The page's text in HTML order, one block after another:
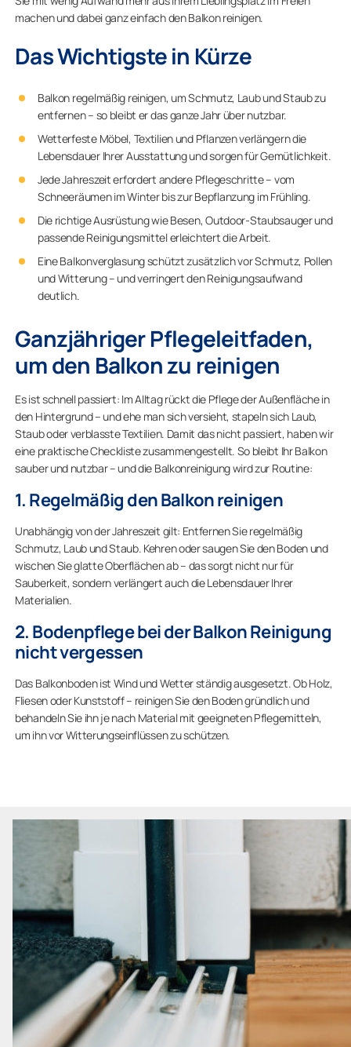
machen und dabei ganz einfach den Balkon reinigen.
Das Wichtigste in Kürze
Balkon regelmäßig reinigen, um Schmutz, Laub und Staub zu
entfernen – so bleibt er das ganze Jahr über nutzbar.
Wetterfeste Möbel, Textilien und Pflanzen verlängern die
Lebensdauer Ihrer Ausstattung und sorgen für Gemütlichkeit.
Jede Jahreszeit erfordert andere Pflegeschritte – vom
Schneeräumen im Winter bis zur Bepflanzung im Frühling.
Die richtige Ausrüstung wie Besen, Outdoor-Staubsauger und
passende Reinigungsmittel erleichtert die Arbeit.
Eine Balkonverglasung schützt zusätzlich vor Schmutz, Pollen
und Witterung – und verringert den Reinigungsaufwand
deutlich.
Ganzjähriger Pflegeleitfaden,
um den Balkon zu reinigen
Es ist schnell passiert: Im Alltag rückt die Pflege der Außenfläche in
den Hintergrund – und ehe man sich versieht, stapeln sich Laub,
Staub oder verblasste Textilien. Damit das nicht passiert, haben wir
eine praktische Checkliste zusammengestellt. So bleibt Ihr Balkon
sauber und nutzbar – und die Balkonreinigung wird zur Routine:
1. Regelmäßig den Balkon reinigen
Unabhängig von der Jahreszeit gilt: Entfernen Sie regelmäßig
Schmutz, Laub und Staub. Kehren oder saugen Sie den Boden und
wischen Sie glatte Oberflächen ab – das sorgt nicht nur für
Sauberkeit, sondern verlängert auch die Lebensdauer Ihrer
Materialien.
2. Bodenpflege bei der Balkon Reinigung
nicht vergessen
Das Balkonboden ist Wind und Wetter ständig ausgesetzt. Ob Holz,
Fliesen oder Kunststoff – reinigen Sie den Boden gründlich und
behandeln Sie ihn je nach Material mit geeigneten Pflegemitteln,
um ihn vor Witterungseinflüssen zu schützen.